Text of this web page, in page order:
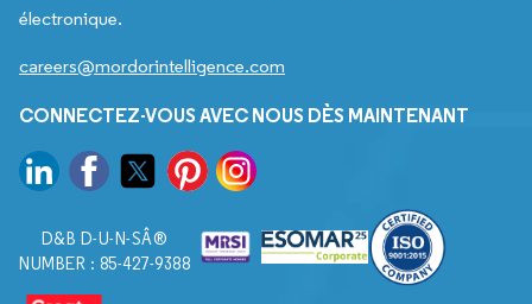
électronique.
careers@mordorintelligence.com
CONNECTEZ-VOUS AVEC NOUS DÈS MAINTENANT
D&B D-U-N-SÂ®
NUMBER : 85-427-9388